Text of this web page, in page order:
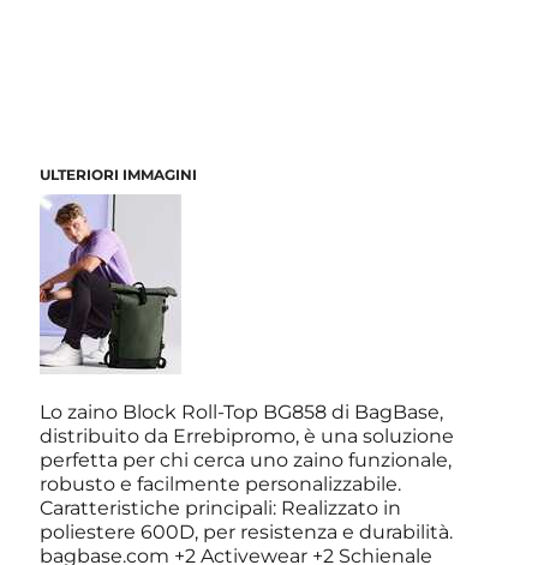
ULTERIORI IMMAGINI
Lo zaino Block Roll-Top BG858 di BagBase,
distribuito da Errebipromo, è una soluzione
perfetta per chi cerca uno zaino funzionale,
robusto e facilmente personalizzabile.
Caratteristiche principali: Realizzato in
poliestere 600D, per resistenza e durabilità.
bagbase.com +2 Activewear +2 Schienale